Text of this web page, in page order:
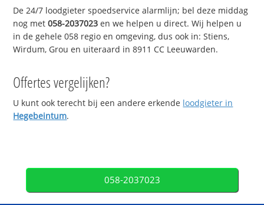
De 24/7 loodgieter spoedservice alarmlijn; bel deze middag
nog met058-2037023 en we helpen u direct. Wij helpen u
in de gehele 058 regio en omgeving, dus ook in: Stiens,
Wirdum, Grou en uiteraard in 8911 CC Leeuwarden.
Offertes vergelijken?
U kunt ook terecht bij een andere erkende loodgieter in
Hegebeintum.
058-2037023